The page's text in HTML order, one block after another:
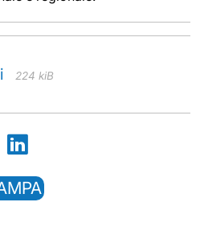
224 kiB